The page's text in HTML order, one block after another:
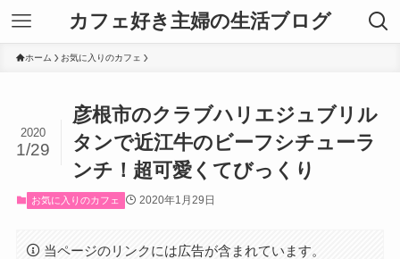
カフェ好き主婦の生活ブログ
ホーム お気に入りのカフェ
彦根市のクラブハリエジュブリル
タンで近江牛のビーフシチューラ
ンチ！超可愛くてびっくり
2020
1/29
お気に入りのカフェ 2020年1月29日
当ページのリンクには広告が含まれています。